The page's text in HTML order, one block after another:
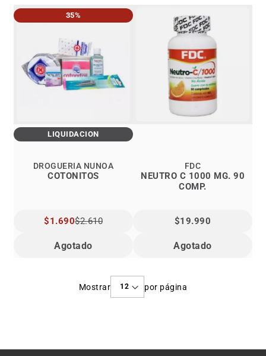
35%
LIQUIDACIÓN
COTONITOS
DROGUERÍA ÑUÑOA
PRECIO
ESPECIAL
$1.690$2.610
Agotado
NEUTRO C 1000 MG. 90
COMP.
FDC
$19.990
Agotado
Mostrar por página